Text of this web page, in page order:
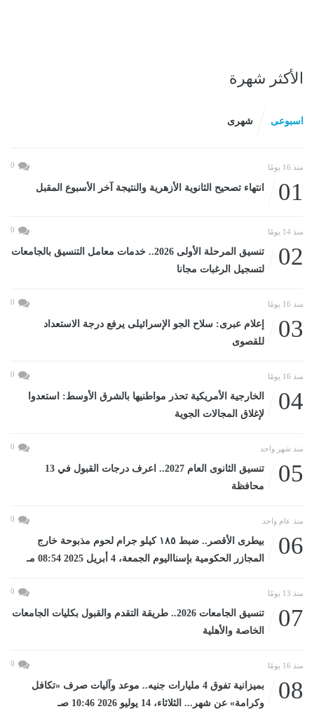
الأكثر شهرة
اسبوعى شهرى
منذ 16 يومًا 0
01 انتهاء تصحيح الثانوية الأزهرية والنتيجة آخر الأسبوع المقبل
منذ 14 يومًا 0
02
تنسيق المرحلة الأولى 2026.. خدمات معامل التنسيق بالجامعات
لتسجيل الرغبات مجانا
منذ 16 يومًا 0
03
إعلام عبرى: سلاح الجو الإسرائيلى يرفع درجة الاستعداد
للقصوى
منذ 16 يومًا 0
04
الخارجية الأمريكية تحذر مواطنيها بالشرق الأوسط: استعدوا
لإغلاق المجالات الجوية
منذ شهر واحد 0
05
تنسيق الثانوى العام 2027.. اعرف درجات القبول في 13
محافظة
منذ عام واحد 0
06
بيطرى الأقصر.. ضبط ١٨٥ كيلو جرام لحوم مذبوحة خارج
المجازر الحكومية بإسنااليوم الجمعة، 4 أبريل 2025 08:54 مـ
منذ 13 يومًا 0
07
تنسيق الجامعات 2026.. طريقة التقدم والقبول بكليات الجامعات
الخاصة والأهلية
منذ 16 يومًا 0
08
بميزانية تفوق 4 مليارات جنيه.. موعد وآليات صرف «تكافل
وكرامة» عن شهر... الثلاثاء، 14 يوليو 2026 10:46 صـ